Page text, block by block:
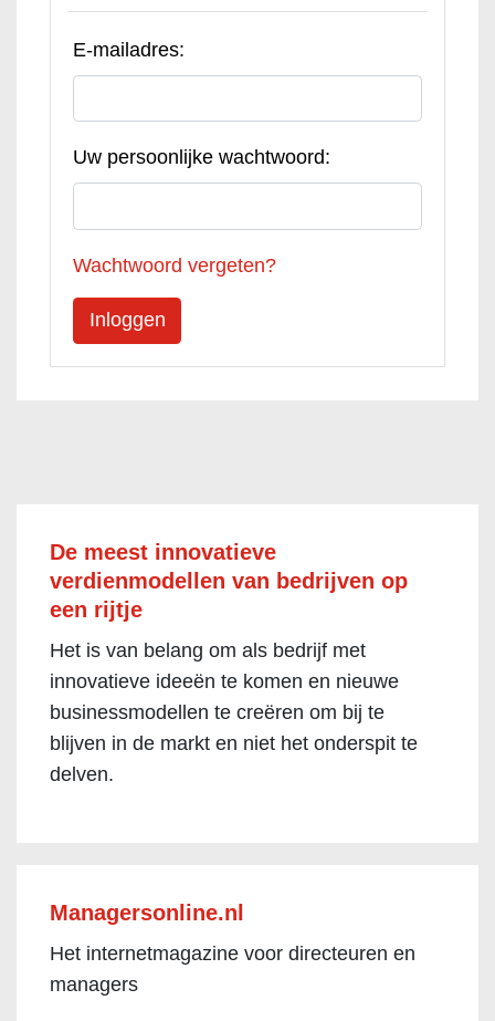
E-mailadres:
Uw persoonlijke wachtwoord:
Wachtwoord vergeten?
De meest innovatieve
verdienmodellen van bedrijven op
een rijtje
Het is van belang om als bedrijf met
innovatieve ideeën te komen en nieuwe
businessmodellen te creëren om bij te
blijven in de markt en niet het onderspit te
delven.
Managersonline.nl
Het internetmagazine voor directeuren en
managers